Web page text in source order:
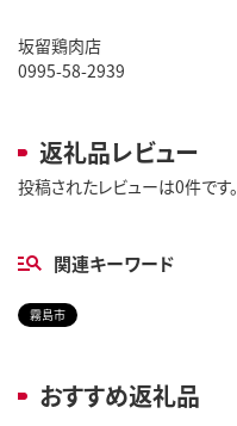
坂留鶏肉店
0995-58-2939
返礼品レビュー
投稿されたレビューは0件です。
関連キーワード
霧島市
おすすめ返礼品